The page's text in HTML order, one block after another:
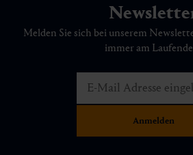
Melden Sie sich bei unserem
immer am